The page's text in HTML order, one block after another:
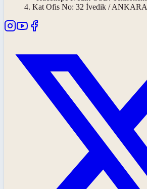
4. Kat Ofis No: 32 İvedik / ANKARA